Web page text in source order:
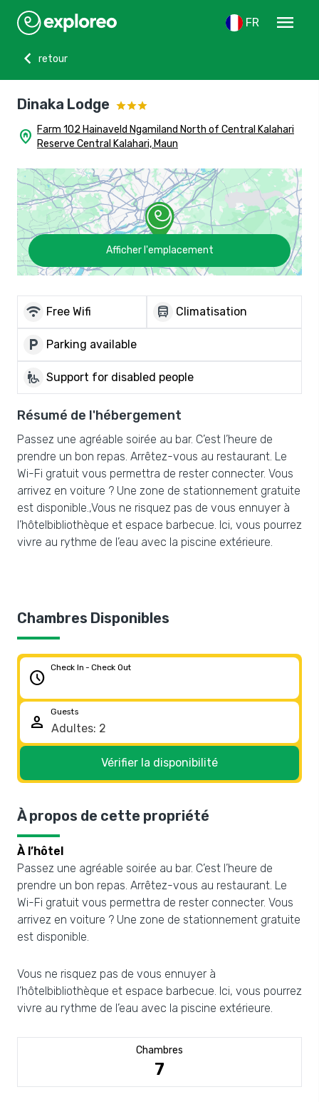
FR
menu
chevron_left
retour
Dinaka Lodge
home_pin Farm 102 Hainaveld Ngamiland North of Central Kalahari
Reserve Central Kalahari, Maun
Afficher l'emplacement
wifi Free Wifi directions_bus Climatisation
local_parking Parking available
wheelchair_pickup Support for disabled people
Résumé de l'hébergement
Passez une agréable soirée au bar. C’est l’heure de
prendre un bon repas. Arrêtez-vous au restaurant. Le
Wi-Fi gratuit vous permettra de rester connecter. Vous
arrivez en voiture ? Une zone de stationnement gratuite
est disponible.,Vous ne risquez pas de vous ennuyer à
l’hôtelbibliothèque et espace barbecue. Ici, vous pourrez
vivre au rythme de l’eau avec la piscine extérieure.
Chambres Disponibles
schedule
Check In - Check Out
person
Guests
Vérifier la disponibilité
À propos de cette propriété
À l’hôtel
Passez une agréable soirée au bar. C’est l’heure de
prendre un bon repas. Arrêtez-vous au restaurant. Le
Wi-Fi gratuit vous permettra de rester connecter. Vous
arrivez en voiture ? Une zone de stationnement gratuite
est disponible.
Vous ne risquez pas de vous ennuyer à
l’hôtelbibliothèque et espace barbecue. Ici, vous pourrez
vivre au rythme de l’eau avec la piscine extérieure.
Chambres
7